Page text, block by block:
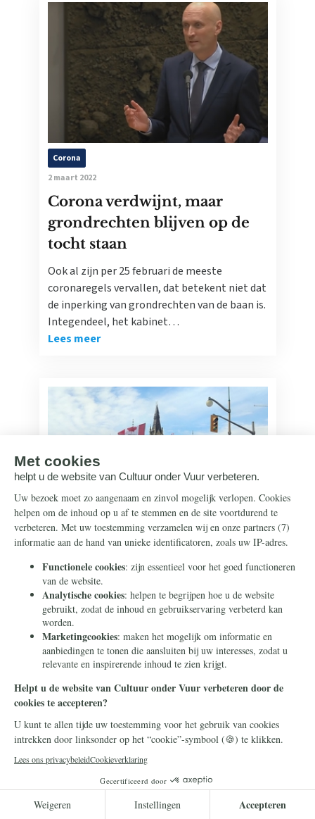
Corona
2 maart 2022
Corona verdwijnt, maar
grondrechten blijven op de
tocht staan
Ook al zijn per 25 februari de meeste
coronaregels vervallen, dat betekent niet dat
de inperking van grondrechten van de baan is.
Integendeel, het kabinet…
Lees meer
Corona
28 februari 2022
Vrijheid versus
vaccinatieplicht: de les van de
Canadese truckers
De reactie van Canadese
vrachtwagenchauffeurs tegen de dictatoriale
vaccinatieplicht in het land gaat door. Het
wordt steeds duidelijker hoe wreed en…
Lees meer